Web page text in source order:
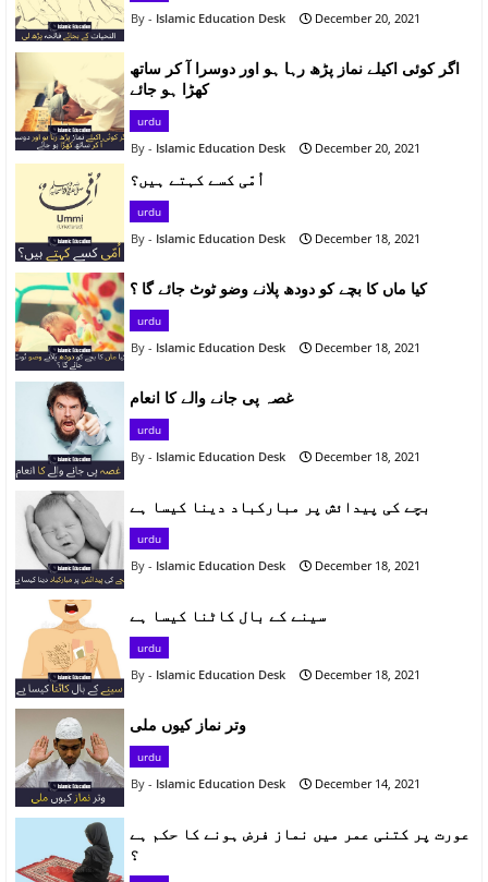
Islamic Education Desk December 20, 2021
اگر کوئی اکیلے نماز پڑھ رہا ہو اور دوسرا آ کر ساتھ
کھڑا ہو جائے
urdu
Islamic Education Desk December 20, 2021
اُمّی کسے کہتے ہیں؟
urdu
Islamic Education Desk December 18, 2021
کیا ماں کا بچے کو دودھ پلانے وضو ٹوٹ جائے گا ؟
urdu
Islamic Education Desk December 18, 2021
غصہ پی جانے والے کا انعام
urdu
Islamic Education Desk December 18, 2021
بچے کی پیدائش پر مبارکباد دینا کیسا ہے
urdu
Islamic Education Desk December 18, 2021
سینے کے بال کاٹنا کیسا ہے
urdu
Islamic Education Desk December 18, 2021
وتر نماز کیوں ملی
urdu
Islamic Education Desk December 14, 2021
عورت پر کتنی عمر میں نماز فرض ہونے کا حکم ہے
؟